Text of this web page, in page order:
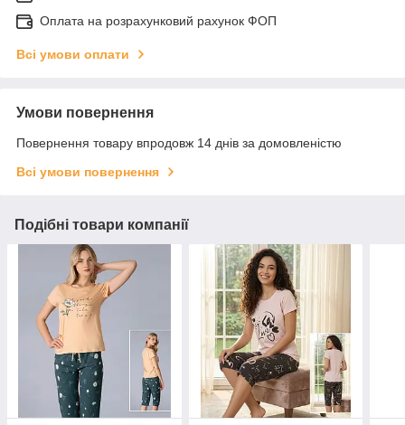
Оплата на розрахунковий рахунок ФОП
Всі умови оплати
Умови повернення
Повернення товару впродовж 14 днів за домовленістю
Всі умови повернення
Подібні товари компанії